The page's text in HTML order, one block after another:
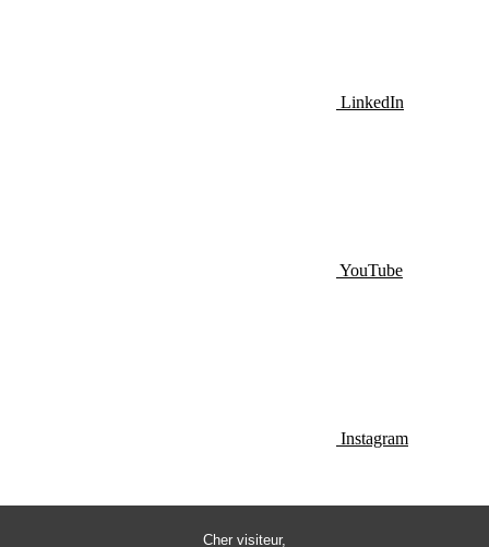
Cher visiteur,
LinkedIn
YouTube
Instagram